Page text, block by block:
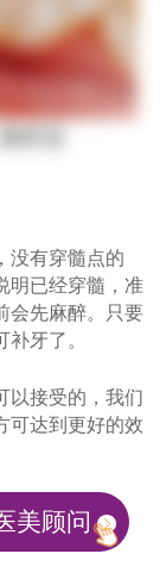
有穿髓点的
明已经穿髓，准
会先麻醉。只要
牙了。
以接受的，我们
可达到更好的效
美顾问